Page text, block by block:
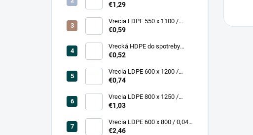
(12 pár = bal)
€1,29
Vrecia LDPE 550 x 1100 /
0,13,1A, číra
€0,59
Vrecká HDPE do spotreby
300x400/0,007, číre, (50 ks =
€0,52
Vrecia LDPE 600 x 1200 /
0,200, transparent (25 ks)
€0,74
Vrecia LDPE 800 x 1250 /
0,20, čierna (25 ks = bal)
€1,03
Vrecia LDPE 600 x 800 / 0,04,
biele (25 ks = rol)
€2,46